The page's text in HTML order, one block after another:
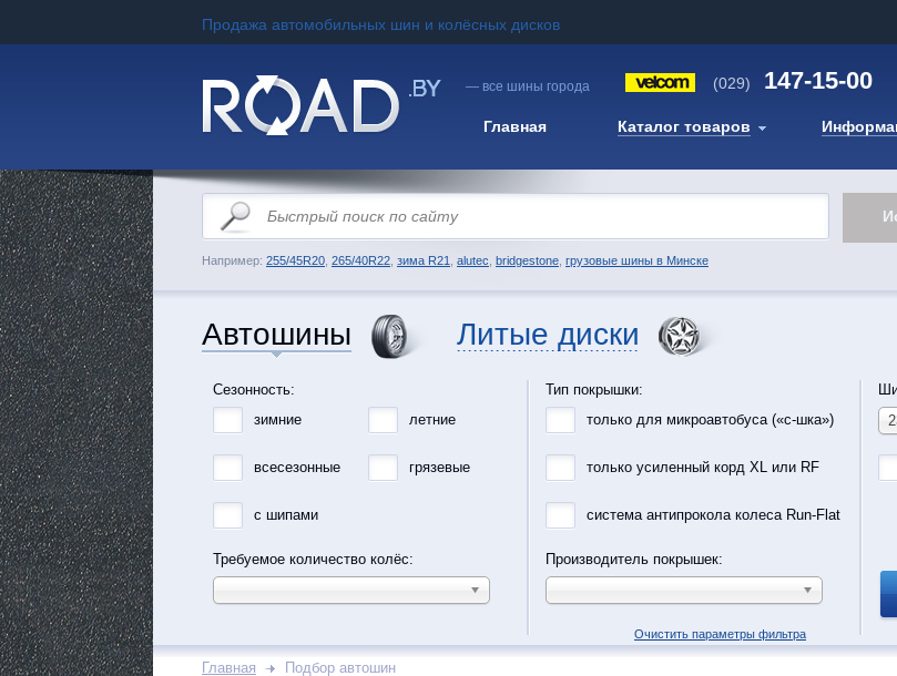
Продажа автомобильных шин и колёсных дисков
— все шины города (029) 147-15-00
Главная Каталог товаров
Например: 255/45R20 265/40R22 зима R21 alutec bridgestone грузовые шины в Минске
Автошины Литые диски
Сезонность:
зимние
летние
всесезонные грязевые
с шипами
Требуемое количество колёс:
Тип покрышки:
только для микроавтобуса («с-шка»)
только усиленный корд XL или RF
система антипрокола колеса Run-Flat
Производитель покрышек:
Очистить параметры фильтра
Главная Подбор автошин